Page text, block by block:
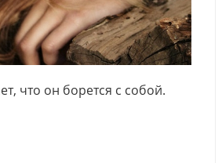
что он борется с собой.